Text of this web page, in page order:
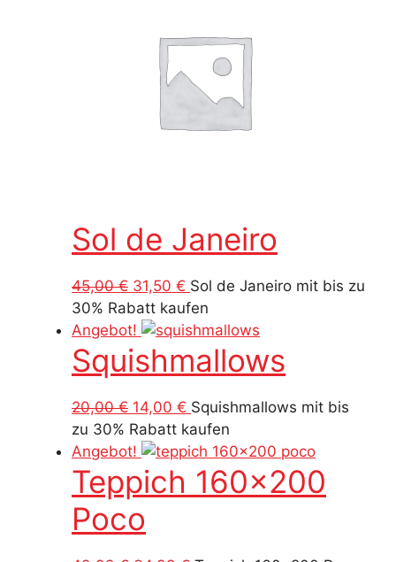
Sol de Janeiro
45,00€ Ursprünglicher
Preis
war:
45,00 €
31,50 € Aktueller
Preis
ist:
31,50 €.
Sol de Janeiro mit bis zu
30% Rabatt kaufen
Angebot!
Squishmallows
20,00€ Ursprünglicher
Preis
war:
20,00 €
14,00 € Aktueller
Preis
ist:
14,00 €.
Squishmallows mit bis
zu 30% Rabatt kaufen
Angebot!
Teppich 160×200
Poco